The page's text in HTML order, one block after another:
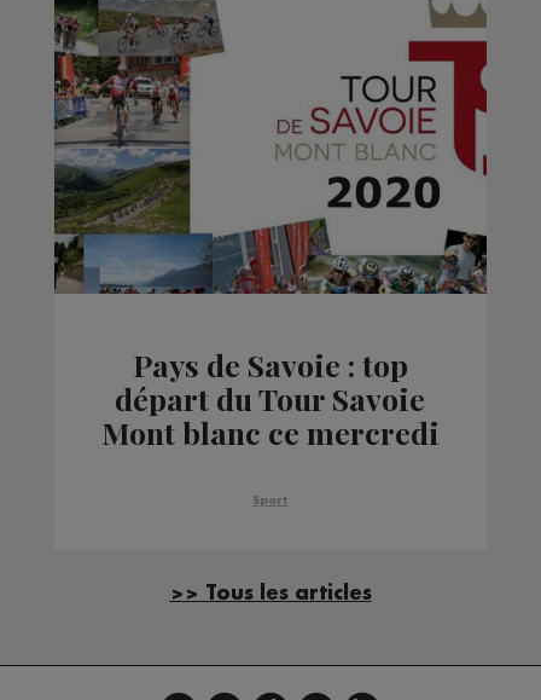
Pays de Savoie : top
départ du Tour Savoie
Mont blanc ce mercredi
Sport
>> Tous les articles